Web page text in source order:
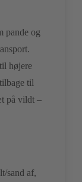
pande og
højere
til
på vildt –
sand af,